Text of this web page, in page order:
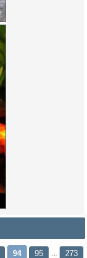
94 95 273